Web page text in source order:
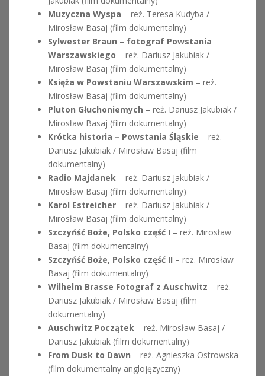
Muzyczna Wyspa – reż. Teresa Kudyba /
Mirosław Basaj (film dokumentalny)
Sylwester Braun – fotograf Powstania
Warszawskiego – reż. Dariusz Jakubiak /
Mirosław Basaj (film dokumentalny)
Księża w Powstaniu Warszawskim – reż.
Mirosław Basaj (film dokumentalny)
Pluton Głuchoniemych – reż. Dariusz Jakubiak /
Mirosław Basaj (film dokumentalny)
Krótka historia – Powstania Śląskie – reż.
Dariusz Jakubiak / Mirosław Basaj (film
dokumentalny)
Radio Majdanek – reż. Dariusz Jakubiak /
Mirosław Basaj (film dokumentalny)
Karol Estreicher – reż. Dariusz Jakubiak /
Mirosław Basaj (film dokumentalny)
Szczyńść Boże, Polsko część I – reż. Mirosław
Basaj (film dokumentalny)
Szczyńść Boże, Polsko część II – reż. Mirosław
Basaj (film dokumentalny)
Wilhelm Brasse Fotograf z Auschwitz – reż.
Dariusz Jakubiak / Mirosław Basaj (film
dokumentalny)
Auschwitz Początek – reż. Mirosław Basaj /
Dariusz Jakubiak (film dokumentalny)
From Dusk to Dawn – reż. Agnieszka Ostrowska
(film dokumentalny anglojęzyczny)